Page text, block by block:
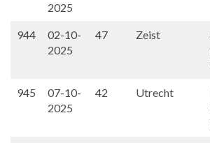
2025
944
02-10-
2025
47 Zeist
945
07-10-
2025
42 Utrecht